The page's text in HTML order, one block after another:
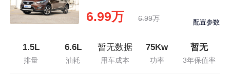
6.99万 6.99万 配置参数
1.5L
排量
6.6L
油耗
暂无数据
用车成本
75Kw
功率
暂无
3年保值率